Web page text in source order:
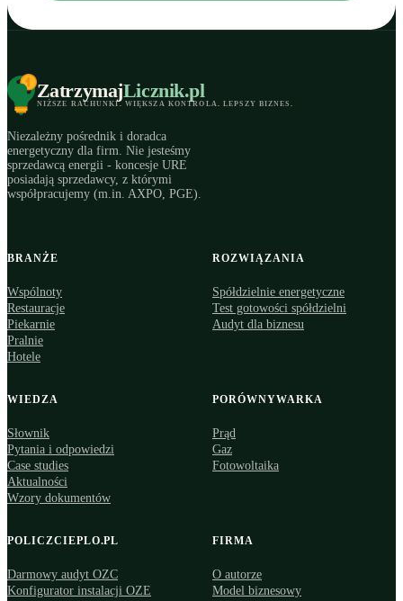
ZatrzymajLicznik.pl
NIŻSZE RACHUNKI. WIĘKSZA KONTROLA. LEPSZY BIZNES .
Niezależny pośrednik i doradca
energetyczny dla firm. Nie jesteśmy
sprzedawcą energii - koncesje URE
posiadają sprzedawcy, z którymi
współpracujemy (m.in. AXPO, PGE).
BRANŻE
Wspólnoty
Restauracje
Piekarnie
Pralnie
Hotele
ROZWIĄZANIA
Spółdzielnie energetyczne
Test gotowości spółdzielni
Audyt dla biznesu
WIEDZA
Słownik
Pytania i odpowiedzi
Case studies
Aktualności
Wzory dokumentów
PORÓWNYWARKA
Prąd
Gaz
Fotowoltaika
POLICZCIEPLO.PL
Darmowy audyt OZC
Konfigurator instalacji OZE
FIRMA
O autorze
Model biznesowy